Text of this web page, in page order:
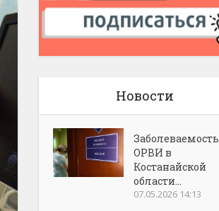
Новости
Заболеваемость
ОРВИ в
Костанайской
области...
07.05.2026 14:13